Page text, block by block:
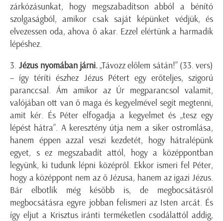
zárkózásunkat, hogy megszabadítson abból a bénító
szolgaságból, amikor csak saját képünket védjük, és
elvezessen oda, ahova ő akar. Ezzel elértünk a harmadik
lépéshez.
3.Jézus nyomában járni.„Távozz előlem sátán!” (33. vers)
– így téríti észhez Jézus Pétert egy erőteljes, szigorú
paranccsal. Ám amikor az Úr megparancsol valamit,
valójában ott van ő maga és kegyelmével segít megtenni,
amit kér. És Péter elfogadja a kegyelmet és „tesz egy
lépést hátra”. A keresztény útja nem a siker ostromlása,
hanem éppen azzal veszi kezdetét, hogy hátralépünk
egyet, s ez megszabadít attól, hogy a középpontban
legyünk, ki tudunk lépni középről. Ekkor ismeri fel Péter,
hogy a középpont nem az ő Jézusa, hanem az igazi Jézus.
Bár elbotlik még később is, de megbocsátásról
megbocsátásra egyre jobban felismeri az Isten arcát. És
így eljut a Krisztus iránti terméketlen csodálattól addig,